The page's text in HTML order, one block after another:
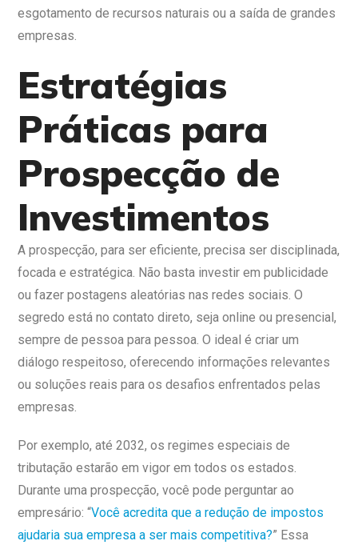
esgotamento de recursos naturais ou a saída de grandes
empresas.
Estratégias
Práticas para
Prospecção de
Investimentos
A prospecção, para ser eficiente, precisa ser disciplinada,
focada e estratégica. Não basta investir em publicidade
ou fazer postagens aleatórias nas redes sociais. O
segredo está no contato direto, seja online ou presencial,
sempre de pessoa para pessoa. O ideal é criar um
diálogo respeitoso, oferecendo informações relevantes
ou soluções reais para os desafios enfrentados pelas
empresas.
Por exemplo, até 2032, os regimes especiais de
tributação estarão em vigor em todos os estados.
Durante uma prospecção, você pode perguntar ao
empresário: “Você acredita que a redução de impostos
ajudaria sua empresa a ser mais competitiva?” Essa